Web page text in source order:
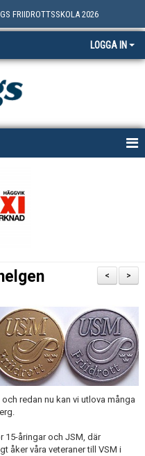
FRIIDROTTSSKOLA 2026
LOGGA IN
>
<
redan nu kan vi utlova många
15-åringar och JSM, där
åker våra veteraner till VSM i